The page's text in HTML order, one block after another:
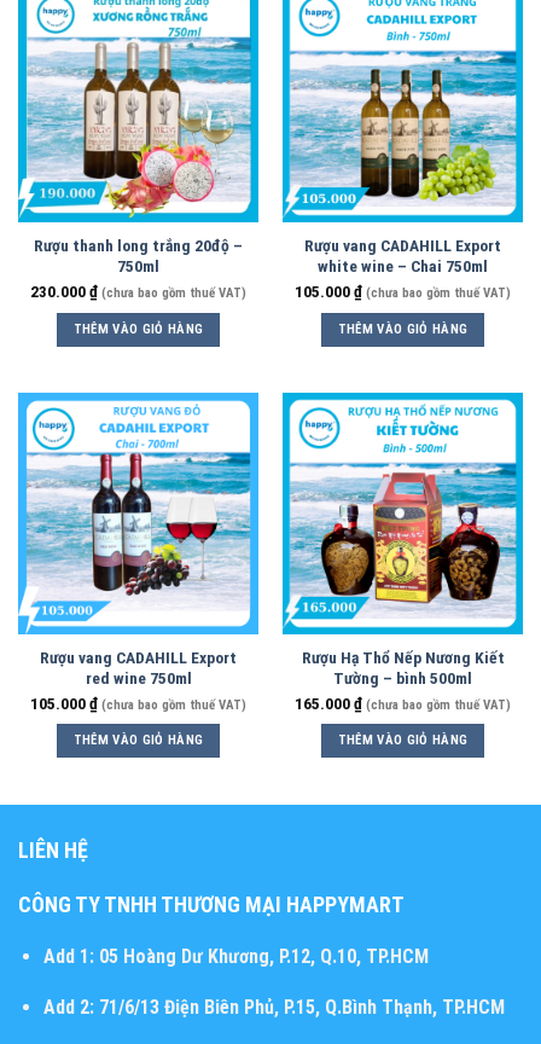
Rượu thanh long trắng 20độ –
750ml
230.000₫ (chưa bao gồm thuế VAT)
THÊM VÀO GIỎ HÀNG
Rượu vang CADAHILL Export
white wine – Chai 750ml
105.000₫ (chưa bao gồm thuế VAT)
THÊM VÀO GIỎ HÀNG
Rượu vang CADAHILL Export
red wine 750ml
105.000₫ (chưa bao gồm thuế VAT)
THÊM VÀO GIỎ HÀNG
Rượu Hạ Thổ Nếp Nương Kiết
Tường – bình 500ml
165.000₫ (chưa bao gồm thuế VAT)
THÊM VÀO GIỎ HÀNG
LIÊN HỆ
CÔNG TY TNHH THƯƠNG MẠI HAPPYMART
Add 1:05 Hoàng Dư Khương, P.12, Q.10, TP.HCM
Add 2:71/6/13 Điện Biên Phủ, P.15, Q.Bình Thạnh, TP.HCM